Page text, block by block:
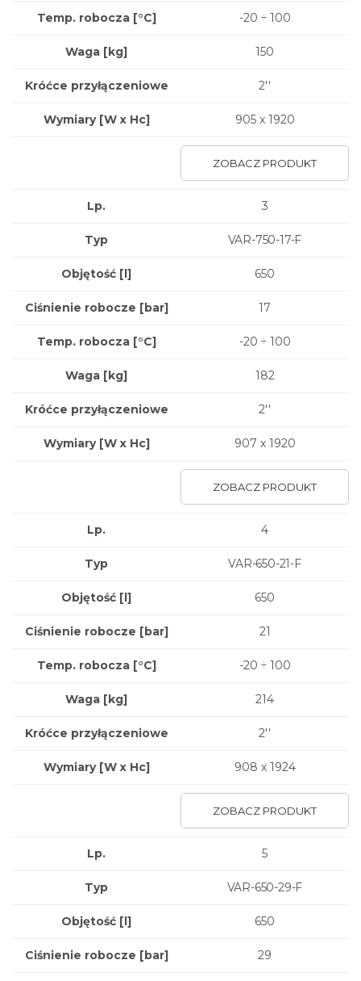
Temp. robocza [°C]
Waga [kg]
Króćce przyłączeniowe
Wymiary [W x Hc]
-20 ÷ 100
150
2''
905 x 1920
ZOBACZ PRODUKT
Lp.
Typ
Objętość [l]
Ciśnienie robocze [bar]
Temp. robocza [°C]
Waga [kg]
Króćce przyłączeniowe
Wymiary [W x Hc]
3
VAR-750-17-F
650
17
-20 ÷ 100
182
2''
907 x 1920
ZOBACZ PRODUKT
Lp.
Typ
Objętość [l]
Ciśnienie robocze [bar]
Temp. robocza [°C]
Waga [kg]
Króćce przyłączeniowe
Wymiary [W x Hc]
4
VAR-650-21-F
650
21
-20 ÷ 100
214
2''
908 x 1924
ZOBACZ PRODUKT
Lp.
Typ
Objętość [l]
Ciśnienie robocze [bar]
5
VAR-650-29-F
650
29